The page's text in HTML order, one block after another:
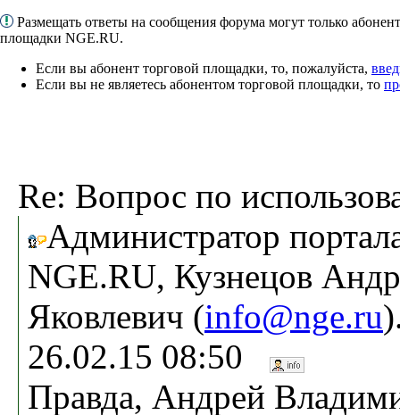
Размещать ответы на сообщения форума могут только
площадки NGE.RU.
Если вы абонент торговой площадки, то, пожалуйста,
Если вы не являетесь абонентом торговой площадки, то
Re: Вопрос по
Администратор
NGE.RU, Кузнецов
Яковлевич (info@nge.ru
26.02.15 08:50
Правда, Андрей